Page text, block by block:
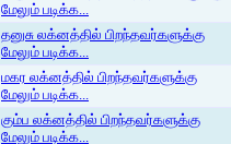
மேலும் படிக்க...
தனுசு லக்னத்தில் பிறந்தவர்களுக்கு
மேலும் படிக்க...
மகர லக்னத்தில் பிறந்தவர்களுக்கு
மேலும் படிக்க...
கும்ப லக்னத்தில் பிறந்தவர்களுக்கு
மேலும் படிக்க...